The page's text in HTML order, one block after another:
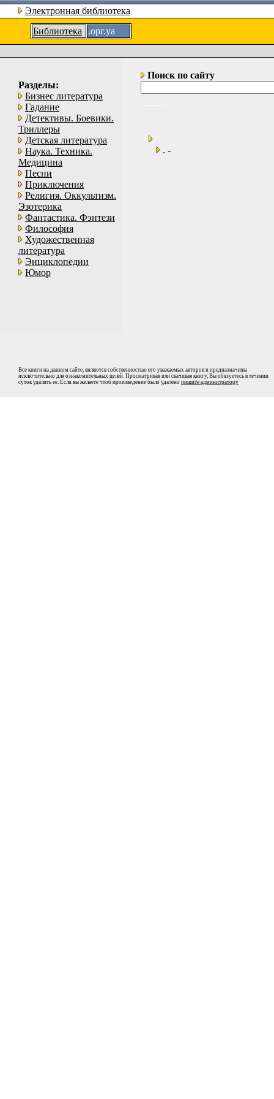
Электронная библиотека
Библиотека
.орг.уа
Разделы:
Бизнес литература
Гадание
Детективы. Боевики.
Триллеры
Детская литература
Наука. Техника.
Медицина
Песни
Приключения
Религия. Оккультизм.
Эзотерика
Фантастика. Фэнтези
Философия
Художественная
литература
Энциклопедии
Юмор
Поиск по сайту
. -
Все книги на данном сайте, являются собственностью его уважаемых авторов и предназначены
исключительно для ознакомительных целей. Просматривая или скачивая книгу, Вы обязуетесь в течении
суток удалить ее. Если вы желаете чтоб произведение было удалено пишите админитратору